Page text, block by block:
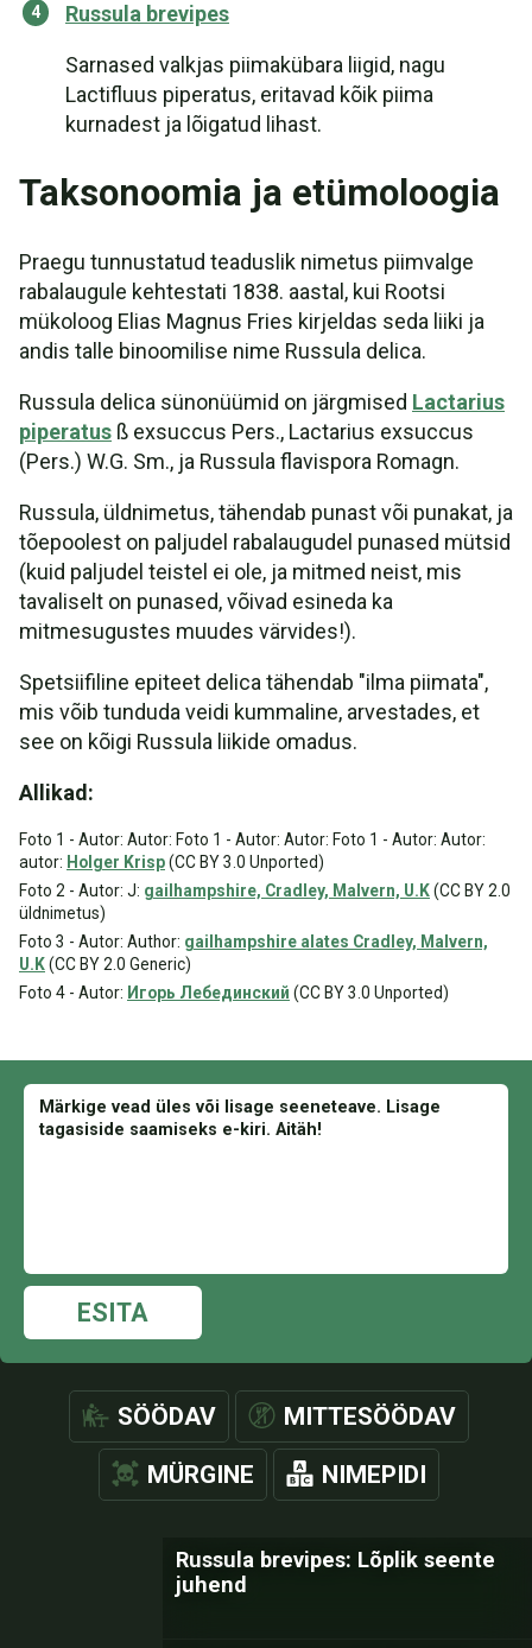
Russula brevipes
Sarnased valkjas piimakübara liigid, nagu
Lactifluus piperatus, eritavad kõik piima
kurnadest ja lõigatud lihast.
Taksonoomia ja etümoloogia
Praegu tunnustatud teaduslik nimetus piimvalge
rabalaugule kehtestati 1838. aastal, kui Rootsi
mükoloog Elias Magnus Fries kirjeldas seda liiki ja
andis talle binoomilise nime Russula delica.
Russula delica sünonüümid on järgmised Lactarius
piperatus ß exsuccus Pers., Lactarius exsuccus
(Pers.) W.G. Sm., ja Russula flavispora Romagn.
Russula, üldnimetus, tähendab punast või punakat, ja
tõepoolest on paljudel rabalaugudel punased mütsid
(kuid paljudel teistel ei ole, ja mitmed neist, mis
tavaliselt on punased, võivad esineda ka
mitmesugustes muudes värvides!).
Spetsiifiline epiteet delica tähendab "ilma piimata",
mis võib tunduda veidi kummaline, arvestades, et
see on kõigi Russula liikide omadus.
Allikad:
Foto 1 - Autor: Autor: Foto 1 - Autor: Autor: Foto 1 - Autor: Autor:
autor: Holger Krisp(CC BY 3.0 Unported)
Foto 2 - Autor: J: gailhampshire, Cradley, Malvern, U.K(CC BY 2.0
üldnimetus)
Foto 3 - Autor: Author: gailhampshire alates Cradley, Malvern,
U.K(CC BY 2.0 Generic)
Foto 4 - Autor: Игорь Лебединский (CC BY 3.0 Unported)
ESITA
SÖÖDAV MITTESÖÖDAV
MÜRGINE NIMEPIDI
Russula brevipes: Lõplik seente
juhend